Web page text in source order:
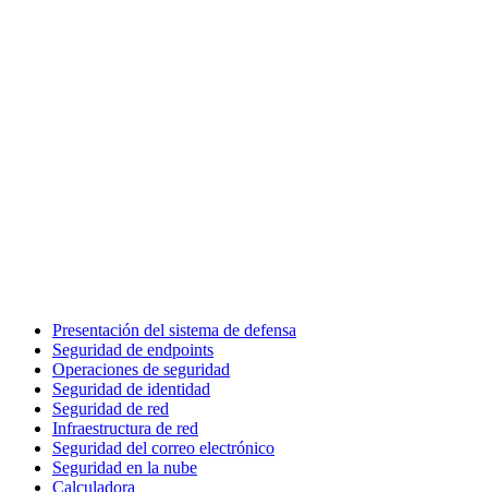
Presentación del sistema de defensa
Seguridad de endpoints
Operaciones de seguridad
Seguridad de identidad
Seguridad de red
Infraestructura de red
Seguridad del correo electrónico
Seguridad en la nube
Calculadora